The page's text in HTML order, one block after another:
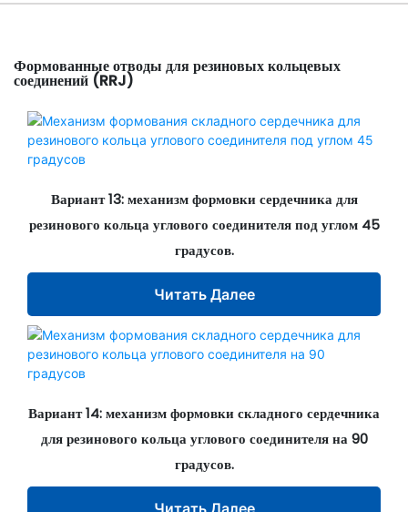
Формованные отводы для резиновых кольцевых
соединений (RRJ)
Вариант 13: механизм формовки сердечника для
резинового кольца углового соединителя под углом 45
градусов.
Читать Далее
Вариант 14: механизм формовки складного сердечника
для резинового кольца углового соединителя на 90
градусов.
Читать Далее